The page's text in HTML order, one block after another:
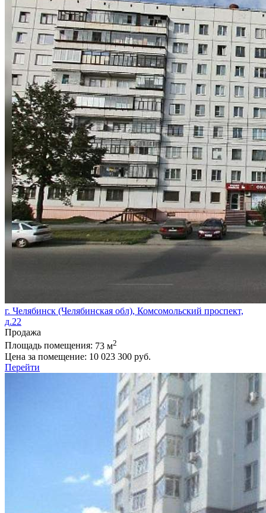
г. Челябинск (Челябинская обл), Комсомольский проспект,
д.22
Продажа
Площадь помещения: 73 м2
Цена за помещение: 10 023 300 руб.
Перейти